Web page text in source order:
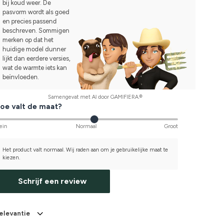
bij koud weer. De
pasvorm wordt als goed
en precies passend
beschreven. Sommigen
merken op dat het
huidige model dunner
lijkt dan eerdere versies,
wat de warmte iets kan
beïnvloeden.
Samengevat met AI door GAMIFIERA.®
valt de maat?
Normaal Groot
Het product valt normaal. Wij raden aan om je gebruikelijke maat te
kiezen.
Schrijf een review